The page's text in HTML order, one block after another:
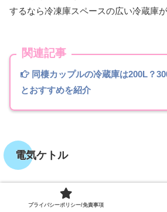
するなら冷凍庫スペースの広い冷蔵庫
関連記事
同棲カップルの冷蔵庫は200L？
とおすすめを紹介
電気ケトル
Amazonで詳細を見る
プライバシーポリシー/免責事項